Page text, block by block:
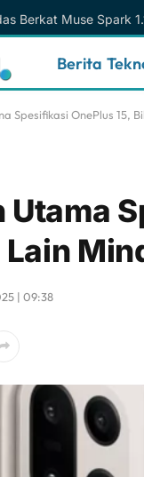
Berita
Spesifikasi OnePlus 15,
| 09:38